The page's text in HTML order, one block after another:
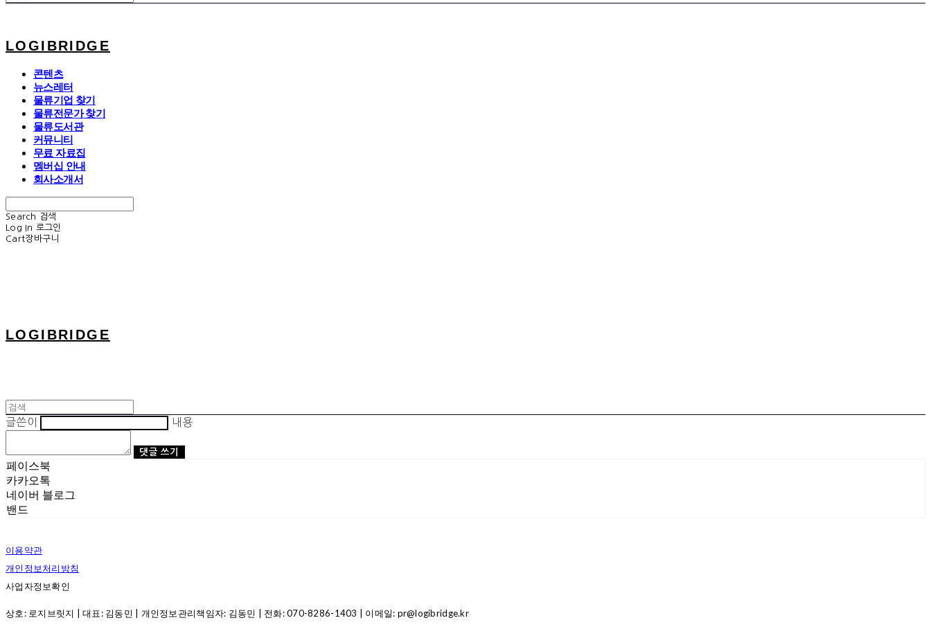
LOGIBRIDGE
콘텐츠
뉴스레터
물류기업 찾기
물류전문가 찾기
물류도서관
커뮤니티
무료 자료집
멤버십 안내
회사소개서
Search
검색
Log In 로그인
Cart장바구니
LOGIBRIDGE
글쓴이 내용
댓글 쓰기
페이스북
카카오톡
네이버 블로그
밴드
이용약관
개인정보처리방침
사업자정보확인
상호: 로지브릿지 | 대표: 김동민 | 개인정보관리책임자: 김동민 | 전화: 070-8286-1403 | 이메일: pr@logibridge.kr